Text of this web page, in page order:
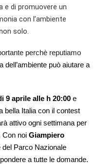
e di promuovere un
con l’ambiente
solo.
perchè reputiamo
dell’ambiente può aiutare a
9 aprile alle h 20:00 e
bella Italia con il contest
attivo ogni settimana per
Con noi Giampiero
del Parco Nazionale
a tutte le domande.